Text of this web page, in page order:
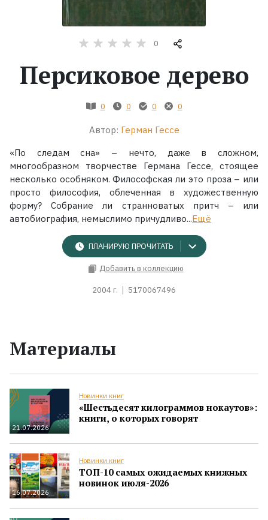
Экранизации
0
Персиковое дерево
0 0 0 0
Автор: Герман Гессе
«По следам сна» – нечто, даже в сложном,
многообразном творчестве Германа Гессе, стоящее
несколько особняком. Философская ли это проза – или
просто философия, облеченная в художественную
форму? Собрание ли странноватых притч – или
автобиография, немыслимо причудливо...Ещё
ПЛАНИРУЮ ПРОЧИТАТЬ
Добавить в коллекцию
2004 г. 5170067496
Материалы
21.07.2026
Новинки книг
«Шестьдесят килограммов нокаутов»:
книги, о которых говорят
16.07.2026
Новинки книг
ТОП-10 самых ожидаемых книжных
новинок июля-2026